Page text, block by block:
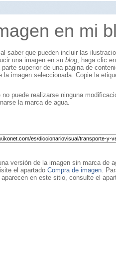
en mi
saber que pueden incluir las
una imagen en su blog, haga clic
superior de una página de
la imagen seleccionada. Copie la
puede realizarse ninguna
la marca de agua.
versión de la imagen sin marca de
el apartado Compra de imagen.
en este sitio, consulte el